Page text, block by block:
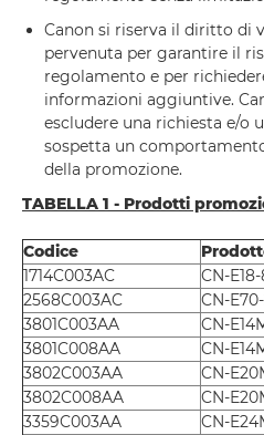
Canon si riserva il diritto di
pervenuta per garantire il
regolamento e per
informazioni aggiuntive.
escludere una richiesta e/o
sospetta un
della promozione.
TABELLA 1 - Prodotti
Codice
1714C003AC
CN-
2568C003AC
CN-
3801C003AA
CN-
3801C008AA
CN-
3802C003AA
CN-
3802C008AA
CN-
3359C003AA
CN-